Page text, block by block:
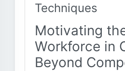
Techniques
Motivating
Workforce in
Beyond